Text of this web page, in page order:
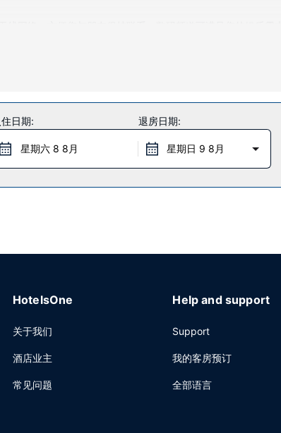
馆用餐，或者待在房间里，享受 24 小时送餐服务。您可以
08:00 至 10:00。
住日期:
星期六 8 8月
退房日期:
星期日 9 8月
HotelsOne
关于我们
酒店业主
常见问题
Help and support
Support
我的客房预订
全部语言